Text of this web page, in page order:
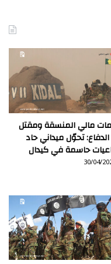
مالي المنسقة ومقتل
الدفاع: تحوّل ميداني حاد
حاسمة في كيدال
30/04/